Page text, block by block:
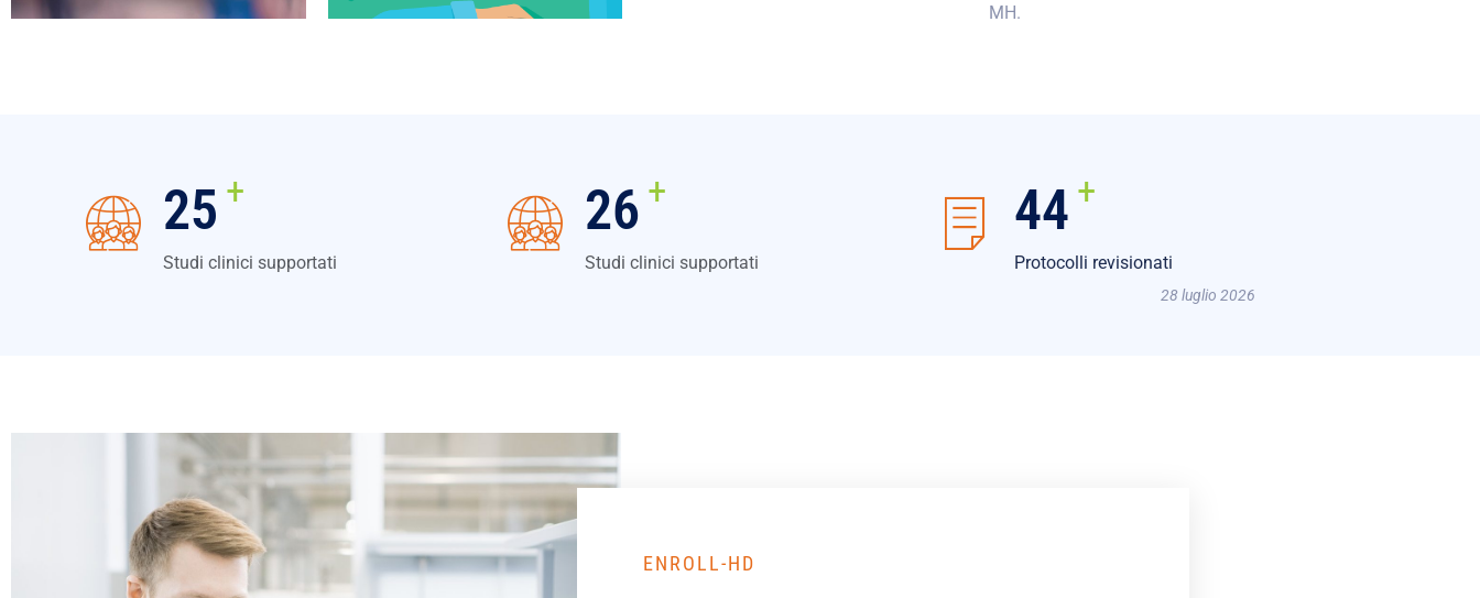
MH.
31 +
Studi clinici supportati
32 +
Studi clinici supportati
55 +
Protocolli revisionati
28 luglio 2026
ENROLL-HD